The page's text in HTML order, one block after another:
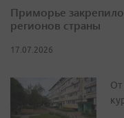
Приморье
регионов страны
17.07.2026
От